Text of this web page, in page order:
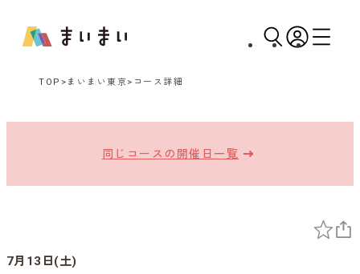
TOP まいまい東京 コース詳細
同じコースの開催日一覧
7月13日(土)